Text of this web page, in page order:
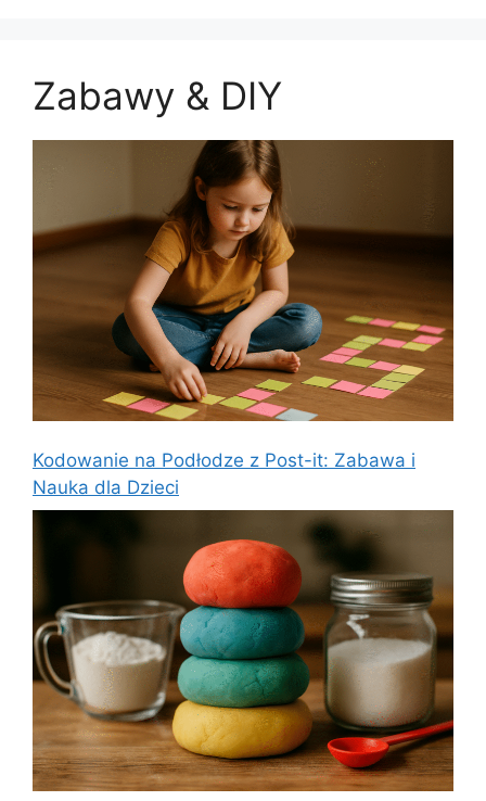
Zabawy & DIY
Kodowanie na Podłodze z Post-it: Zabawa i
Nauka dla Dzieci